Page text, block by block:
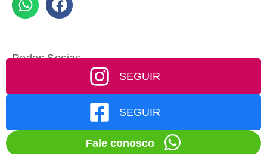
Redes Socias
SEGUIR
SEGUIR
Fale conosco